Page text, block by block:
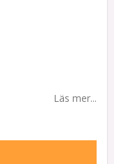
Läs mer...